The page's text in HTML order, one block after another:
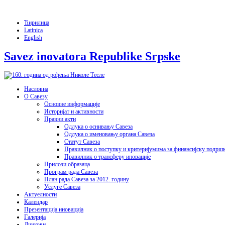
Ћирилица
Latinica
English
Savez inovatora Republike Srpske
Насловна
О Савезу
Основне информације
Историјат и активности
Правни акти
Одлука о оснивању Савеза
Одлука о именовању органа Савеза
Статут Савеза
Правилник о поступку и критеријумима за финансијску
Правилник о трансферу иновације
Прилози образаца
Програм рада Савеза
План рада Савеза за 2012. годину
Услуге Савеза
Актуелности
Календар
Презентација иновација
Галерија